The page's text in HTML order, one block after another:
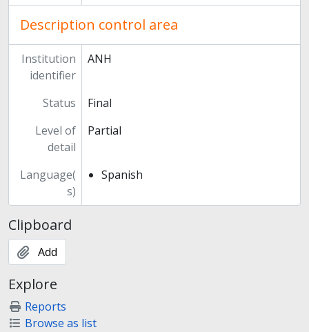
Description control area
Institution
identifier
ANH
Status
Final
Level of
detail
Partial
Language(
s)
Spanish
Clipboard
Add
Explore
Reports
Browse as list